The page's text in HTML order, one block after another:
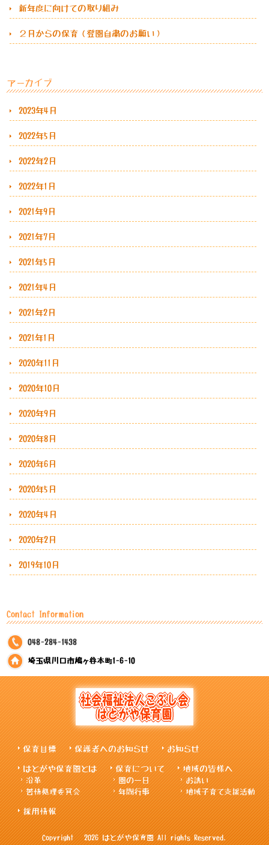
新年度に向けての取り組み
２月からの保育（登園自粛のお願い）
アーカイブ
2023年4月
2022年5月
2022年2月
2022年1月
2021年9月
2021年7月
2021年5月
2021年4月
2021年2月
2021年1月
2020年11月
2020年10月
2020年9月
2020年8月
2020年6月
2020年5月
2020年4月
2020年2月
2019年10月
Contact Information
048-284-1438
埼玉県川口市鳩ヶ谷本町1-6-10
保育目標 保護者へのお知らせ お知らせ
はとがや保育園とは
沿革
苦情処理委員会
保育について
園の一日
年間行事
地域の皆様へ
お誘い
地域子育て支援活動
採用情報
Copyright © 2026 はとがや保育園 All rights Reserved.